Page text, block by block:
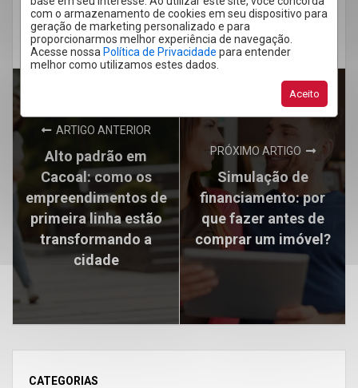
com o armazenamento de cookies em seu dispositivo para
geração de marketing personalizado e para
proporcionarmos melhor experiência de navegação.
Acesse nossa Política de Privacidade para entender
melhor como utilizamos estes dados.
Aceito
Mercado imobiliário
Mercado imobiliário em Cacoal
ARTIGO ANTERIOR
Alto padrão em
Cacoal: como os
empreendimentos de
primeira linha estão
transformando a
cidade
PRÓXIMO ARTIGO
Simulação de
financiamento: por
que fazer antes de
comprar um imóvel?
CATEGORIAS